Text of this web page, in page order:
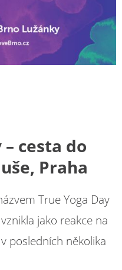
cesta do
Praha
True Yoga Day
jako reakce na
posledních několika